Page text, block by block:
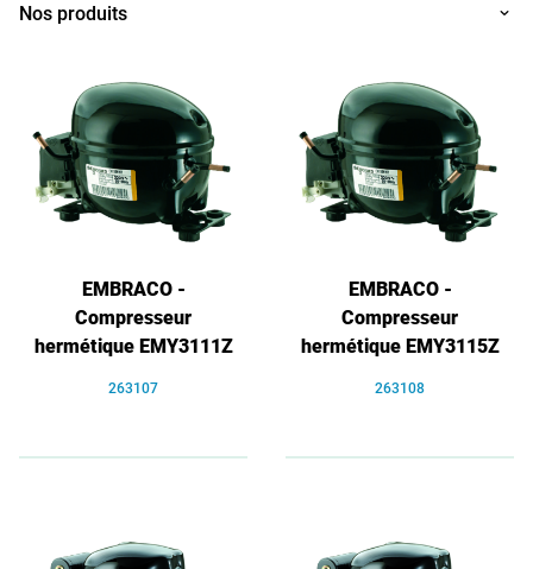
Nos produits
EMBRACO -
Compresseur
hermétique EMY3111Z
263107
EMBRACO -
Compresseur
hermétique EMY3115Z
263108